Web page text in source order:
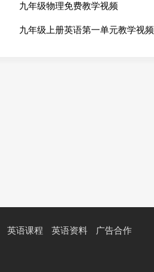
九年级物理免费教学视频
九年级上册英语第一单元教学视频
英语课程 英语资料 广告合作